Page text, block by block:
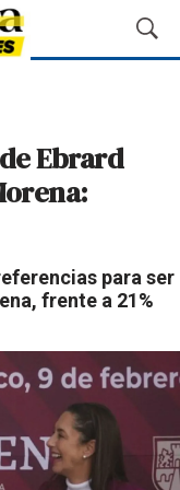
M
o
q
u
e
Ebrard
para ser
frente a 21%